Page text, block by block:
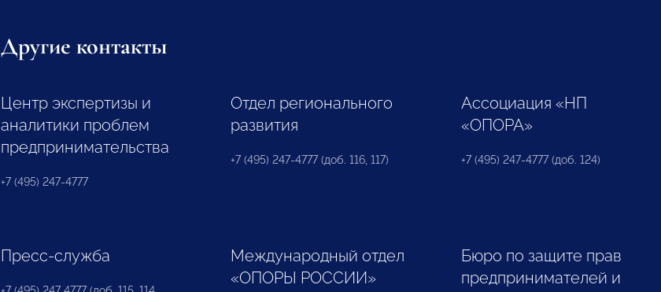
Другие контакты
Центр экспертизы и
аналитики проблем
предпринимательства
+7 (495) 247-4777
Отдел регионального
развития
+7 (495) 247-4777 (доб. 116, 117)
Ассоциация «НП
«ОПОРА»
+7 (495) 247-4777 (доб. 124)
Пресс-служба
Международный отдел
«ОПОРЫ РОССИИ»
Бюро по защите прав
предпринимателей и